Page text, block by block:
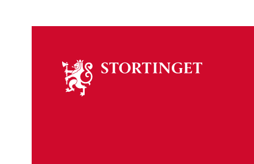
stortinget